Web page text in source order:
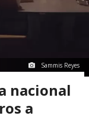
Sammis Reyes
nacional
a